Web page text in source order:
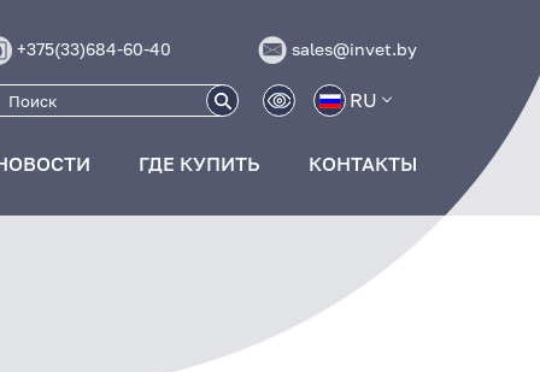
+375(33)684-60-40 sales@invet.by
RU
ГДЕ КУПИТЬ КОНТАКТЫ